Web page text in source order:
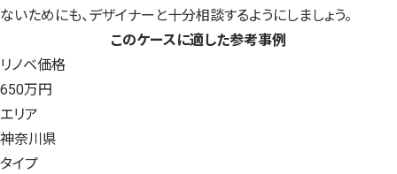
ないためにも、デザイナーと十分相談するようにしましょう。
このケースに適した参考事例
リノベ価格
650万円
エリア
神奈川県
タイプ